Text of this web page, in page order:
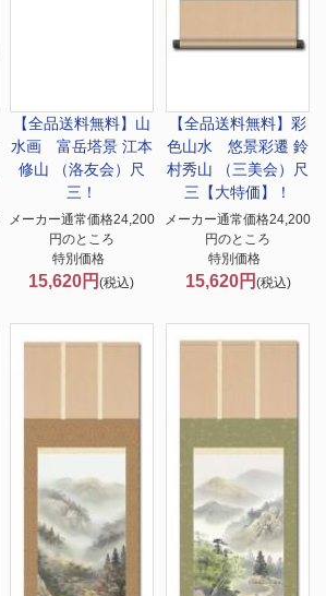
【全品送料無料】 山
水画 富岳塔景 江本
修山 （洛友会）尺
三！
メーカー通常価格24,200
円のところ
特別価格
15,620円(税込)
【全品送料無料】彩
色山水 悠景彩遷 鈴
村秀山 （三美会）尺
三【大特価】！
メーカー通常価格24,200
円のところ
特別価格
15,620円 (税込)